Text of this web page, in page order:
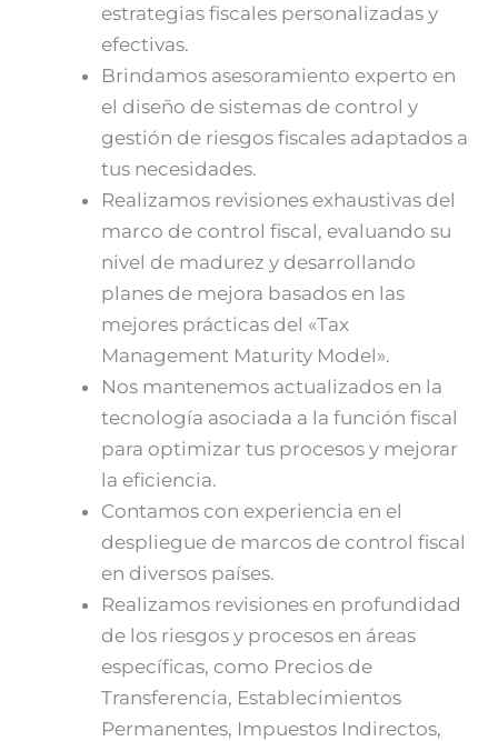
estrategias fiscales personalizadas y
efectivas.
Brindamos asesoramiento experto en
el diseño de sistemas de control y
gestión de riesgos fiscales adaptados a
tus necesidades.
Realizamos revisiones exhaustivas del
marco de control fiscal, evaluando su
nivel de madurez y desarrollando
planes de mejora basados en las
mejores prácticas del «Tax
Management Maturity Model».
Nos mantenemos actualizados en la
tecnología asociada a la función fiscal
para optimizar tus procesos y mejorar
la eficiencia.
Contamos con experiencia en el
despliegue de marcos de control fiscal
en diversos países.
Realizamos revisiones en profundidad
de los riesgos y procesos en áreas
específicas, como Precios de
Transferencia, Establecimientos
Permanentes, Impuestos Indirectos,